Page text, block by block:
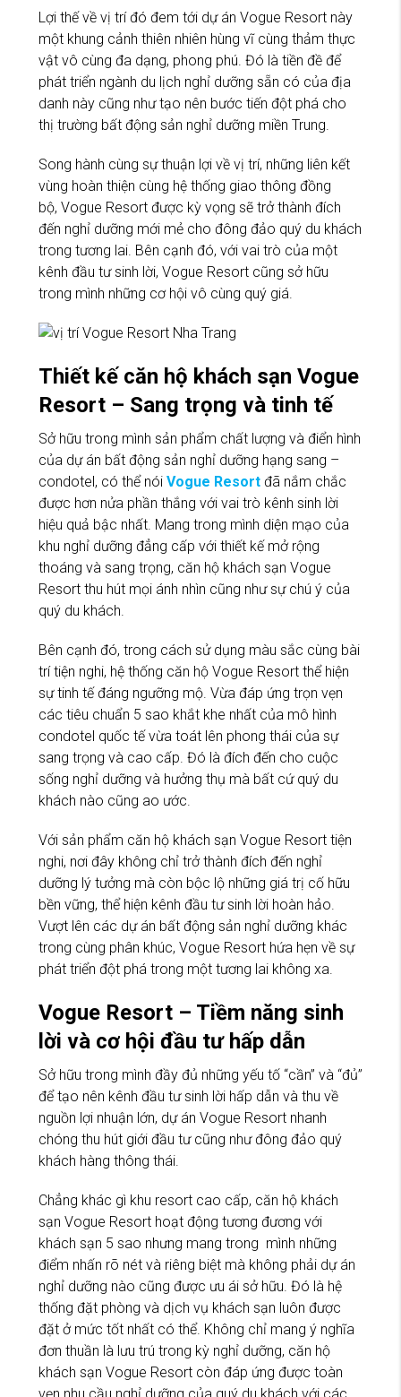
Lợi thế về vị trí đó đem tới dự án Vogue Resort này
một khung cảnh thiên nhiên hùng vĩ cùng thảm thực
vật vô cùng đa dạng, phong phú. Đó là tiền đề để
phát triển ngành du lịch nghỉ dưỡng sẵn có của địa
danh này cũng như tạo nên bước tiến đột phá cho
thị trường bất động sản nghỉ dưỡng miền Trung.
Song hành cùng sự thuận lợi về vị trí, những liên kết
vùng hoàn thiện cùng hệ thống giao thông đồng
bộ, Vogue Resort được kỳ vọng sẽ trở thành đích
đến nghỉ dưỡng mới mẻ cho đông đảo quý du khách
trong tương lai. Bên cạnh đó, với vai trò của một
kênh đầu tư sinh lời, Vogue Resort cũng sở hữu
trong mình những cơ hội vô cùng quý giá.
Thiết kế căn hộ khách sạn Vogue
Resort – Sang trọng và tinh tế
Sở hữu trong mình sản phẩm chất lượng và điển hình
của dự án bất động sản nghỉ dưỡng hạng sang –
condotel, có thể nói Vogue Resort đã nắm chắc
được hơn nửa phần thắng với vai trò kênh sinh lời
hiệu quả bậc nhất. Mang trong mình diện mạo của
khu nghỉ dưỡng đẳng cấp với thiết kế mở rộng
thoáng và sang trọng, căn hộ khách sạn Vogue
Resort thu hút mọi ánh nhìn cũng như sự chú ý của
quý du khách.
Bên cạnh đó, trong cách sử dụng màu sắc cùng bài
trí tiện nghi, hệ thống căn hộ Vogue Resort thể hiện
sự tinh tế đáng ngưỡng mộ. Vừa đáp ứng trọn vẹn
các tiêu chuẩn 5 sao khắt khe nhất của mô hình
condotel quốc tế vừa toát lên phong thái của sự
sang trọng và cao cấp. Đó là đích đến cho cuộc
sống nghỉ dưỡng và hưởng thụ mà bất cứ quý du
khách nào cũng ao ước.
Với sản phẩm căn hộ khách sạn Vogue Resort tiện
nghi, nơi đây không chỉ trở thành đích đến nghỉ
dưỡng lý tưởng mà còn bộc lộ những giá trị cố hữu
bền vững, thể hiện kênh đầu tư sinh lời hoàn hảo.
Vượt lên các dự án bất động sản nghỉ dưỡng khác
trong cùng phân khúc, Vogue Resort hứa hẹn về sự
phát triển đột phá trong một tương lai không xa.
Vogue Resort – Tiềm năng sinh
lời và cơ hội đầu tư hấp dẫn
Sở hữu trong mình đầy đủ những yếu tố “cần” và “đủ”
để tạo nên kênh đầu tư sinh lời hấp dẫn và thu về
nguồn lợi nhuận lớn, dự án Vogue Resort nhanh
chóng thu hút giới đầu tư cũng như đông đảo quý
khách hàng thông thái.
Chẳng khác gì khu resort cao cấp, căn hộ khách
sạn Vogue Resort hoạt động tương đương với
khách sạn 5 sao nhưng mang trong mình những
điểm nhấn rõ nét và riêng biệt mà không phải dự án
nghỉ dưỡng nào cũng được ưu ái sở hữu. Đó là hệ
thống đặt phòng và dịch vụ khách sạn luôn được
đặt ở mức tốt nhất có thể. Không chỉ mang ý nghĩa
đơn thuần là lưu trú trong kỳ nghỉ dưỡng, căn hộ
khách sạn Vogue Resort còn đáp ứng được toàn